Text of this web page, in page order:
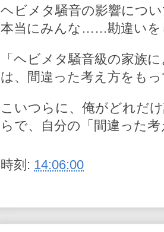
ヘビメタ騒音の影響につ
本当にみんな……勘違いを
「ヘビメタ騒音級の家族
は、間違った考え方をもっ
こいつらに、俺がどれだ
らで、自分の「間違った考
時刻: 14:06:00